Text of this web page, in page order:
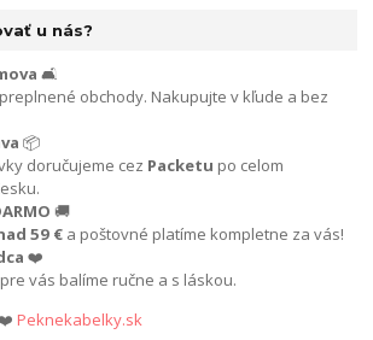
u nás?
🛋️
obchody. Nakupujte v kľude a bez
📦
doručujeme cez Packetu po celom
🚚
59 € a poštovné platíme kompletne za vás!
❤️
vás balíme ručne a s láskou.
Peknekabelky.sk